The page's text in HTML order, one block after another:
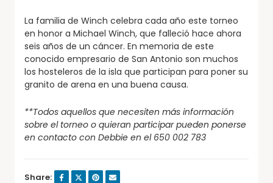
La familia de Winch celebra cada año este torneo
en honor a Michael Winch, que falleció hace ahora
seis años de un cáncer. En memoria de este
conocido empresario de San Antonio son muchos
los hosteleros de la isla que participan para poner su
granito de arena en una buena causa.
**Todos aquellos que necesiten más información
sobre el torneo o quieran participar pueden ponerse
en contacto con Debbie en el 650 002 783
Share: